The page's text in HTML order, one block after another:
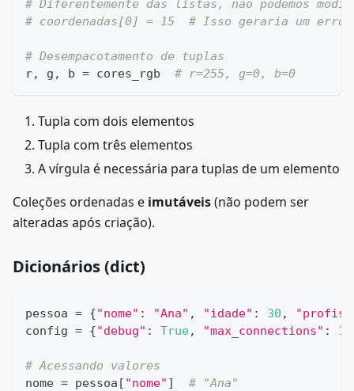
# Diferentemente das listas, não podemos
# coordenadas[0] = 15  # Isso geraria um erro!
# Desempacotamento de tuplas
r, g , b = cores_rgb # r=255, g=0, b=0
Tupla com dois elementos
Tupla com três elementos
A vírgula é necessária para tuplas de um elemento
Coleções ordenadas e imutáveis(não podem ser
alteradas após criação).
Dicionários (dict)
pessoa = {"nome" : "Ana" , "idade" : 30 ,
config = {"debug" : True, "max_connections" :
# Acessando valores
nome = pessoa [ "nome" ] # "Ana"